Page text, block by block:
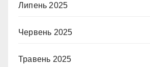
Липень 2025
Червень 2025
Травень 2025